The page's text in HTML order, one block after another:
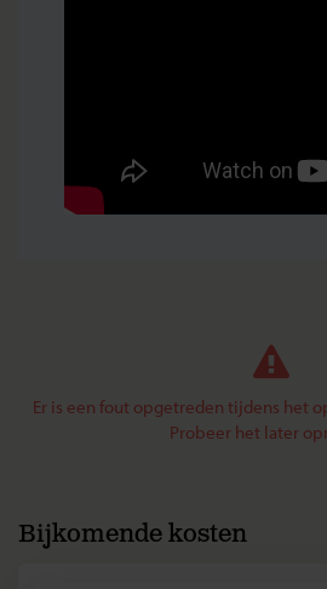
Er is een fout opgetreden tijdens het
Probeer het later
Bijkomende kosten